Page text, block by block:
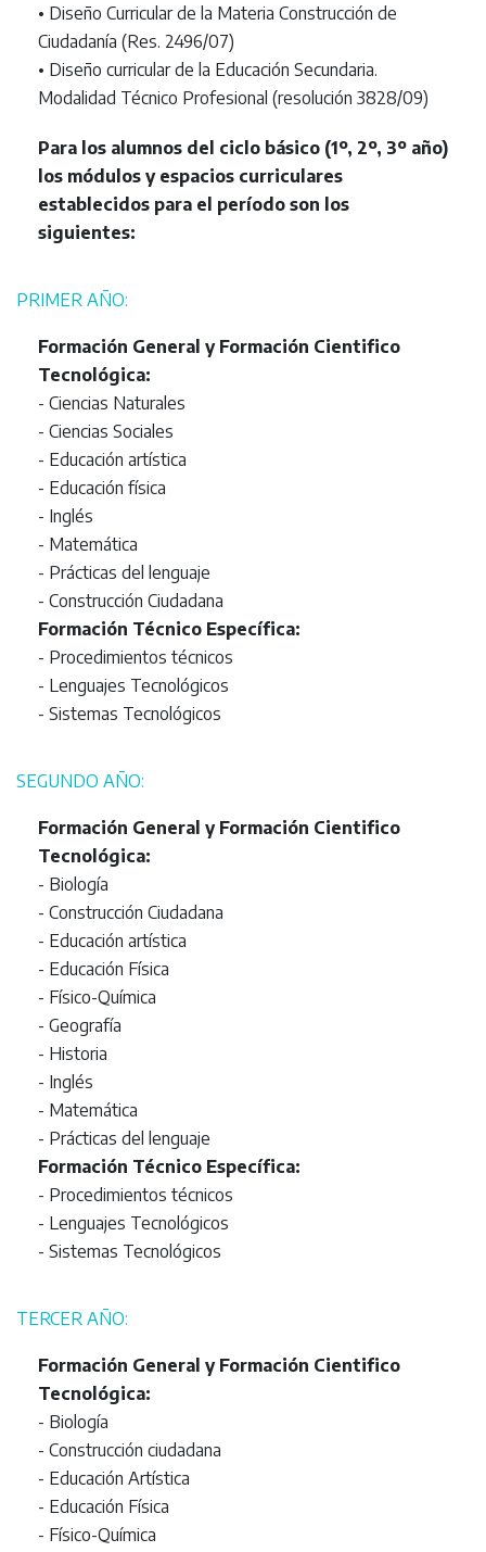
• Diseño Curricular de la Materia Construcción de
Ciudadanía (Res. 2496/07)
• Diseño curricular de la Educación Secundaria.
Modalidad Técnico Profesional (resolución 3828/09)
Para los alumnos del ciclo básico (1º, 2º, 3º año)
los módulos y espacios curriculares
establecidos para el período son los
siguientes:
PRIMER AÑO:
Formación General y Formación Cientifico
Tecnológica:
- Ciencias Naturales
- Ciencias Sociales
- Educación artística
- Educación física
- Inglés
- Matemática
- Prácticas del lenguaje
- Construcción Ciudadana
Formación Técnico Específica:
- Procedimientos técnicos
- Lenguajes Tecnológicos
- Sistemas Tecnológicos
SEGUNDO AÑO:
Formación General y Formación Cientifico
Tecnológica:
- Biología
- Construcción Ciudadana
- Educación artística
- Educación Física
- Físico-Química
- Geografía
- Historia
- Inglés
- Matemática
- Prácticas del lenguaje
Formación Técnico Específica:
- Procedimientos técnicos
- Lenguajes Tecnológicos
- Sistemas Tecnológicos
TERCER AÑO:
Formación General y Formación Cientifico
Tecnológica:
- Biología
- Construcción ciudadana
- Educación Artística
- Educación Física
- Físico-Química